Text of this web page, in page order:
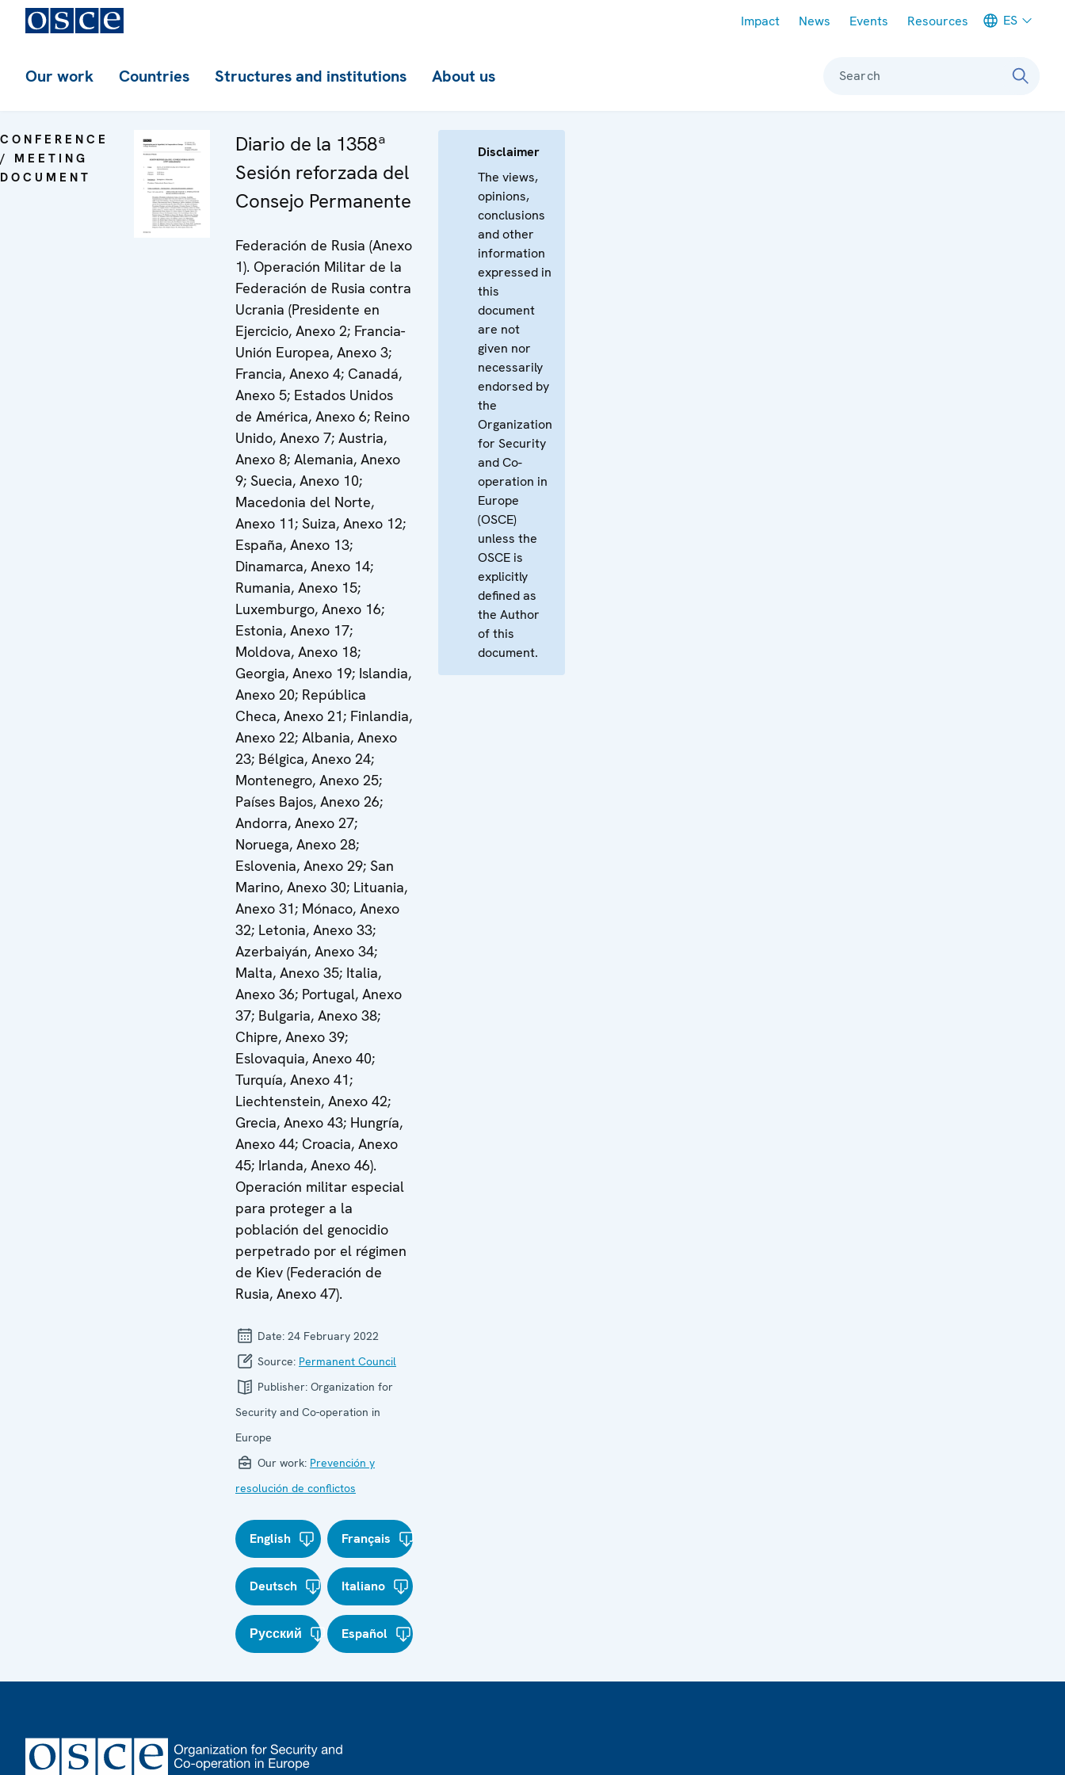
Impact News Events Resources ES
Our work Countries Structures and institutions About us Search
CONFERENCE
/ MEETING
DOCUMENT
Diario de la 1358ª
Sesión reforzada del
Consejo Permanente
Federación de Rusia (Anexo
1). Operación Militar de la
Federación de Rusia contra
Ucrania (Presidente en
Ejercicio, Anexo 2; Francia-
Unión Europea, Anexo 3;
Francia, Anexo 4; Canadá,
Anexo 5; Estados Unidos
de América, Anexo 6; Reino
Unido, Anexo 7; Austria,
Anexo 8; Alemania, Anexo
9; Suecia, Anexo 10;
Macedonia del Norte,
Anexo 11; Suiza, Anexo 12;
España, Anexo 13;
Dinamarca, Anexo 14;
Rumania, Anexo 15;
Luxemburgo, Anexo 16;
Estonia, Anexo 17;
Moldova, Anexo 18;
Georgia, Anexo 19; Islandia,
Anexo 20; República
Checa, Anexo 21; Finlandia,
Anexo 22; Albania, Anexo
23; Bélgica, Anexo 24;
Montenegro, Anexo 25;
Países Bajos, Anexo 26;
Andorra, Anexo 27;
Noruega, Anexo 28;
Eslovenia, Anexo 29; San
Marino, Anexo 30; Lituania,
Anexo 31; Mónaco, Anexo
32; Letonia, Anexo 33;
Azerbaiyán, Anexo 34;
Malta, Anexo 35; Italia,
Anexo 36; Portugal, Anexo
37; Bulgaria, Anexo 38;
Chipre, Anexo 39;
Eslovaquia, Anexo 40;
Turquía, Anexo 41;
Liechtenstein, Anexo 42;
Grecia, Anexo 43; Hungría,
Anexo 44; Croacia, Anexo
45; Irlanda, Anexo 46).
Operación militar especial
para proteger a la
población del genocidio
perpetrado por el régimen
de Kiev (Federación de
Rusia, Anexo 47).
Date: 24 February 2022
Source: Permanent Council
Publisher: Organization for
Security and Co-operation in
Europe
Our work: Prevención y
resolución de conflictos
English Français
Deutsch Italiano
Русский Español
Disclaimer
The views,
opinions,
conclusions
and other
information
expressed in
this
document
are not
given nor
necessarily
endorsed by
the
Organization
for Security
and Co-
operation in
Europe
(OSCE)
unless the
OSCE is
explicitly
defined as
the Author
of this
document.